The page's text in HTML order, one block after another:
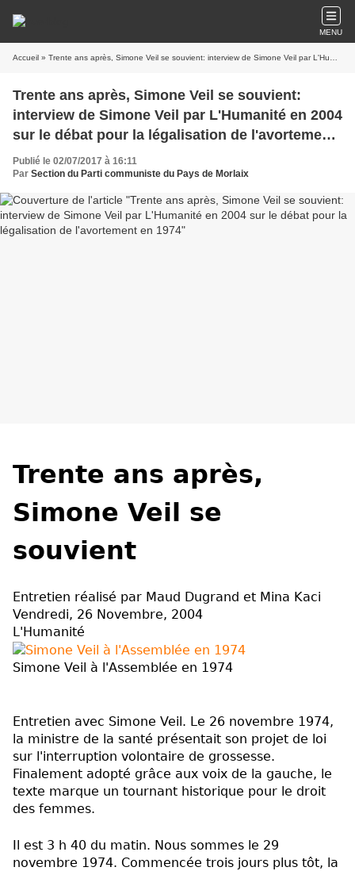
MENU
Accueil » Trente ans après, Simone Veil se souvient: interview de Simone Veil par L'Humanité en 2004 sur le débat pour la légalisation de l'avortement en 1974
Trente ans après, Simone Veil se souvient:
interview de Simone Veil par L'Humanité en 2004
sur le débat pour la légalisation de l'avortement
en 1974
Publié le 02/07/2017 à 16:11
Par Section du Parti communiste du Pays de Morlaix
Trente ans après,
Simone Veil se
souvient
Entretien réalisé par Maud Dugrand et Mina Kaci
Vendredi, 26 Novembre, 2004
L'Humanité
Simone Veil à l'Assemblée en 1974
Entretien avec Simone Veil. Le 26 novembre 1974,
la ministre de la santé présentait son projet de loi
sur l'interruption volontaire de grossesse.
Finalement adopté grâce aux voix de la gauche, le
texte marque un tournant historique pour le droit
des femmes.
Il est 3 h 40 du matin. Nous sommes le 29
novembre 1974. Commencée trois jours plus tôt, la